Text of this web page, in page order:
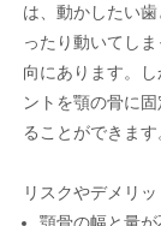
は、動かしたい
ったり動いてし
向にあります。
ントを顎の骨に
ることができます
リスクやデメリ
顎骨の幅と量